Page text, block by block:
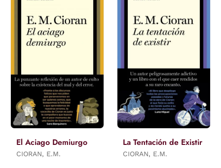
El Aciago Demiurgo
CIORAN, E.M.
La Tentación de Existir
CIORAN, E.M.